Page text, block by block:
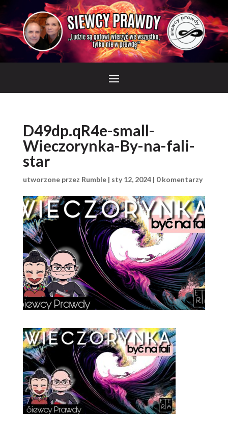
D49dp.qR4e-small-
Wieczorynka-By-na-fali-
star
utworzone przez Rumble| sty 12, 2024| 0 komentarzy